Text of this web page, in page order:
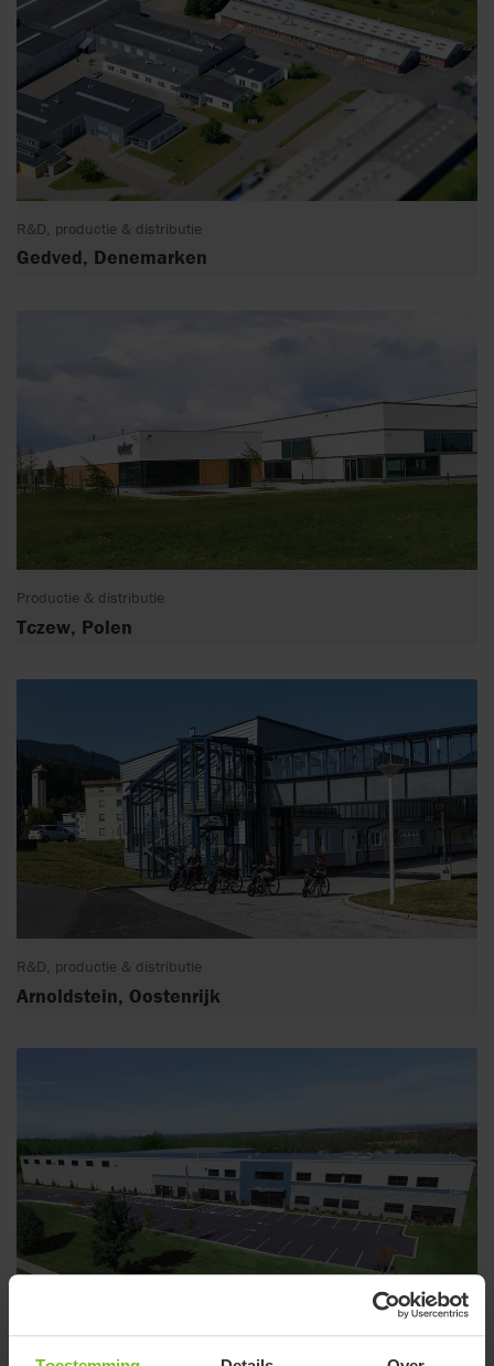
R&D, productie & distributie
Gedved, Denemarken
Productie & distributie
Tczew, Polen
R&D, productie & distributie
Arnoldstein, Oostenrijk
R&D & distributie